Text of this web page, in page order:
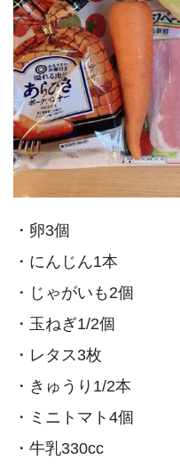
・卵3個
・にんじん1本
・じゃがいも2個
・玉ねぎ1/2個
・レタス3枚
・きゅうり1/2本
・ミニトマト4個
・牛乳330cc